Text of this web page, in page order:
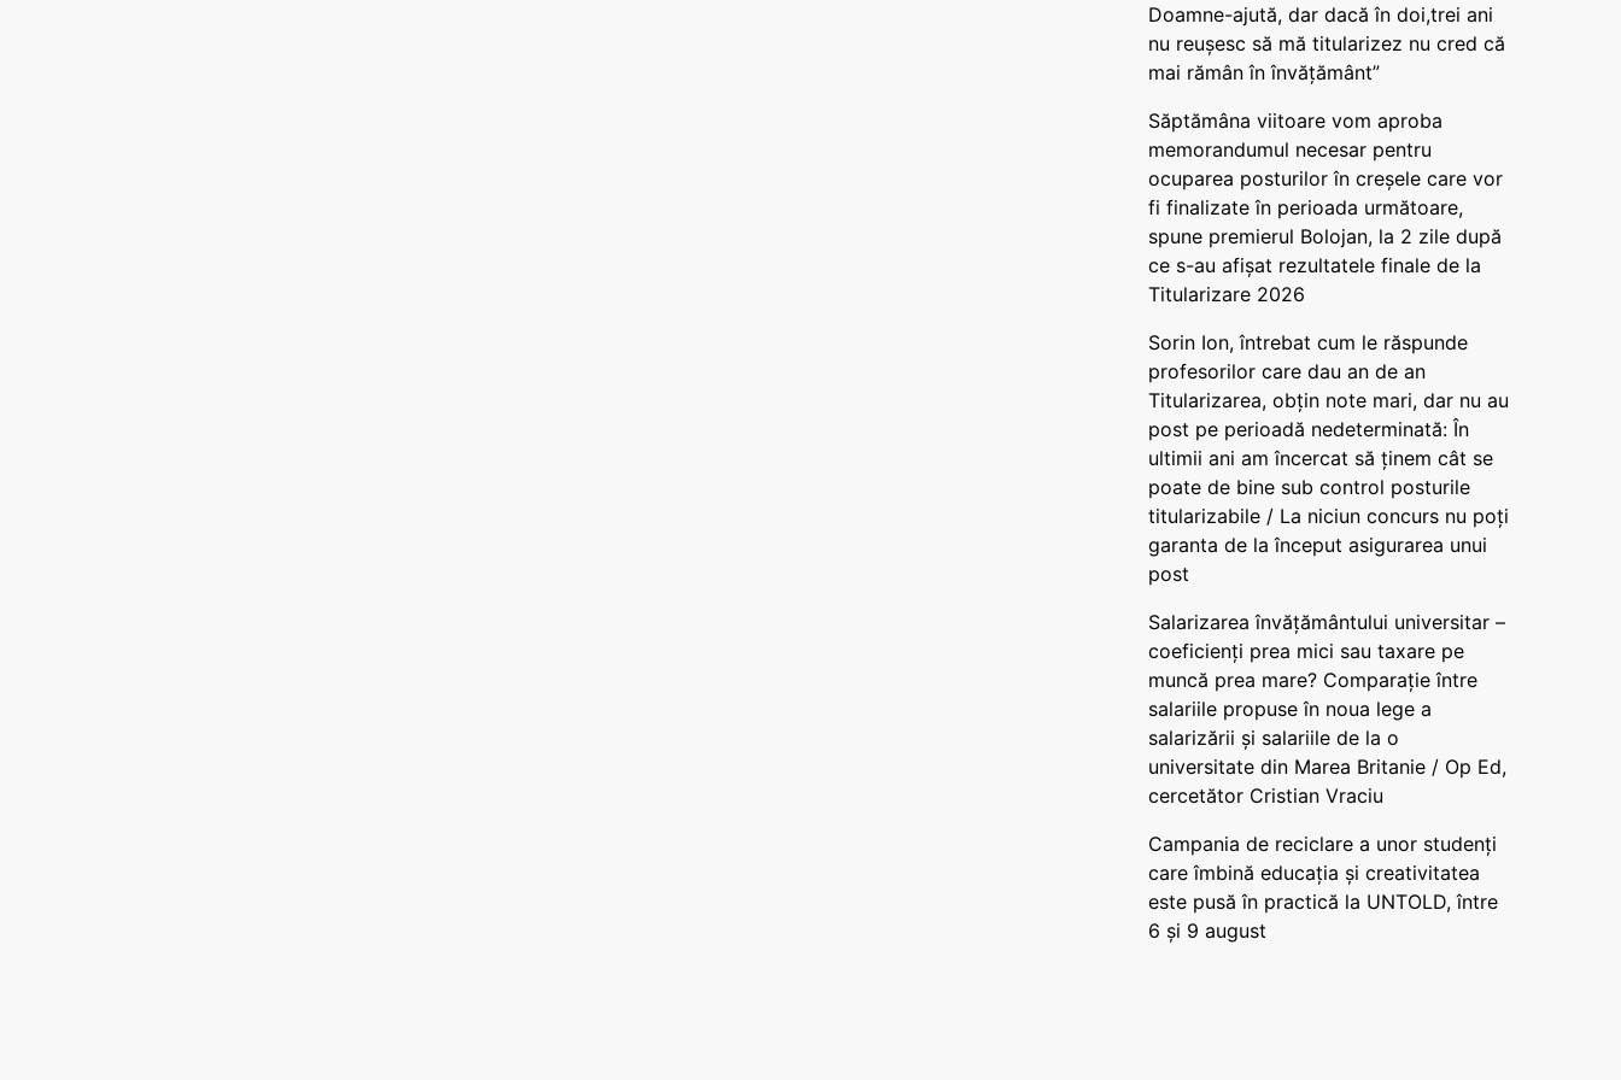
Doamne-ajută, dar dacă în doi,trei ani
nu reușesc să mă titularizez nu cred că
mai rămân în învățământ”
Săptămâna viitoare vom aproba
memorandumul necesar pentru
ocuparea posturilor în creșele care vor
fi finalizate în perioada următoare,
spune premierul Bolojan, la 2 zile după
ce s-au afișat rezultatele finale de la
Titularizare 2026
Sorin Ion, întrebat cum le răspunde
profesorilor care dau an de an
Titularizarea, obțin note mari, dar nu au
post pe perioadă nedeterminată: În
ultimii ani am încercat să ținem cât se
poate de bine sub control posturile
titularizabile / La niciun concurs nu poți
garanta de la început asigurarea unui
post
Salarizarea învățământului universitar –
coeficienți prea mici sau taxare pe
muncă prea mare? Comparație între
salariile propuse în noua lege a
salarizării și salariile de la o
universitate din Marea Britanie / Op Ed,
cercetător Cristian Vraciu
Campania de reciclare a unor studenți
care îmbină educația și creativitatea
este pusă în practică la UNTOLD, între
6 și 9 august